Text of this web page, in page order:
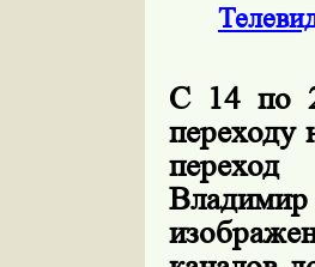
С 14 по
переходу
Владимир